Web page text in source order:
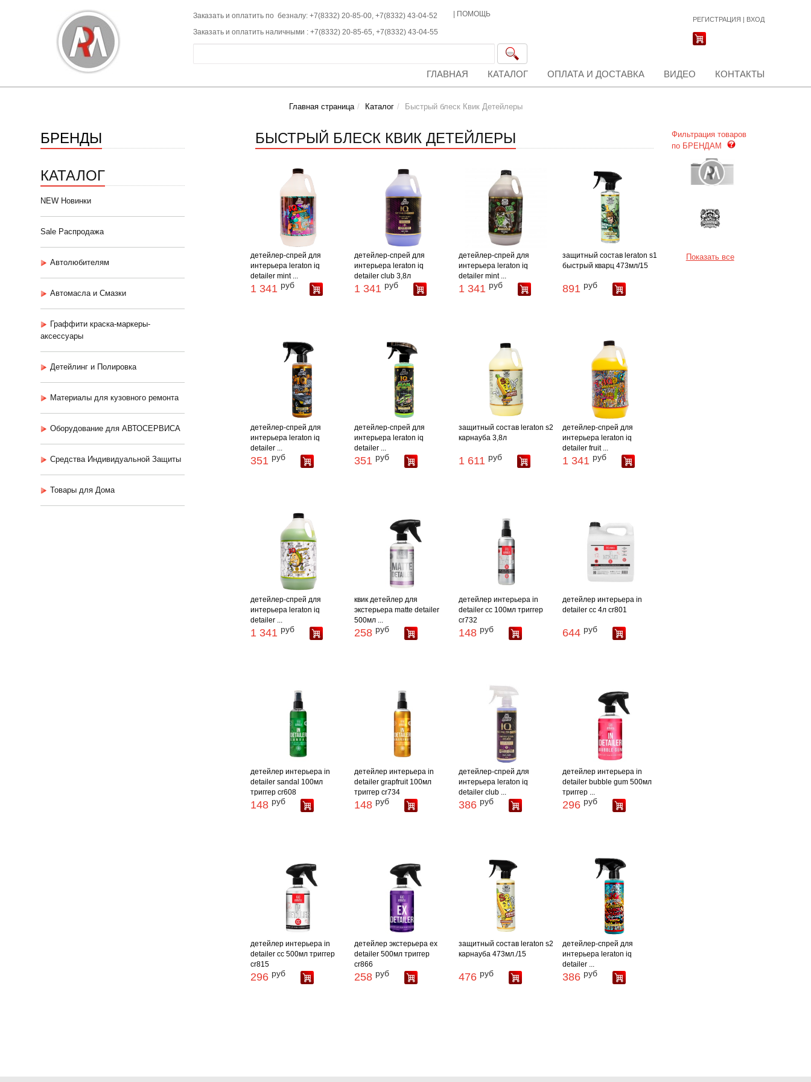
Заказать и оплатить по безналу: +7(8332) 20-85-00, +7(8332) 43-04-52
Заказать и оплатить наличными : +7(8332) 20-85-65, +7(8332) 43-04-55
ПОМОЩЬ
РЕГИСТРАЦИЯ | ВХОД
ГЛАВНАЯ КАТАЛОГ ОПЛАТА И ДОСТАВКА ВИДЕО КОНТАКТЫ
Главная страница Каталог Быстрый блеск Квик Детейлеры
БРЕНДЫ
КАТАЛОГ
NEW Новинки
Sale Распродажа
Автолюбителям
Автомасла и Смазки
Граффити краска-маркеры-
аксессуары
Детейлинг и Полировка
Материалы для кузовного ремонта
Оборудование для АВТОСЕРВИСА
Средства Индивидуальной Защиты
Товары для Дома
БЫСТРЫЙ БЛЕСК КВИК ДЕТЕЙЛЕРЫ
детейлер-спрей для
интерьера leraton iq
detailer mint ...
1 341 руб
детейлер-спрей для
интерьера leraton iq
detailer club 3,8л
1 341 руб
детейлер-спрей для
интерьера leraton iq
detailer mint ...
1 341 руб
защитный состав leraton s1
быстрый кварц 473мл/15
891 руб
детейлер-спрей для
интерьера leraton iq
detailer ...
351 руб
детейлер-спрей для
интерьера leraton iq
detailer ...
351 руб
защитный состав leraton s2
карнауба 3,8л
1 611 руб
детейлер-спрей для
интерьера leraton iq
detailer fruit ...
1 341 руб
детейлер-спрей для
интерьера leraton iq
detailer ...
1 341 руб
квик детейлер для
экстерьера matte detailer
500мл ...
258 руб
детейлер интерьера in
detailer cc 100мл триггер
cr732
148 руб
детейлер интерьера in
detailer cc 4л cr801
644 руб
детейлер интерьера in
detailer sandal 100мл
триггер cr608
148 руб
детейлер интерьера in
detailer grapfruit 100мл
триггер cr734
148 руб
детейлер-спрей для
интерьера leraton iq
detailer club ...
386 руб
детейлер интерьера in
detailer bubble gum 500мл
триггер ...
296 руб
детейлер интерьера in
detailer cc 500мл триггер
cr815
296 руб
детейлер экстерьера ex
detailer 500мл триггер
cr866
258 руб
защитный состав leraton s2
карнауба 473мл./15
476 руб
детейлер-спрей для
интерьера leraton iq
detailer ...
386 руб
Фильтрация товаров
по БРЕНДАМ
Показать все